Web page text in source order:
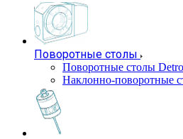
Поворотные столы
Поворотные столы
Наклонно-поворотные